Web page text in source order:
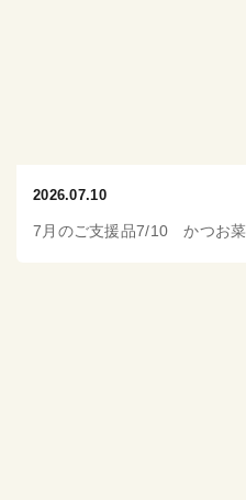
2026.07.10
7月のご支援品7/10 かつお菜